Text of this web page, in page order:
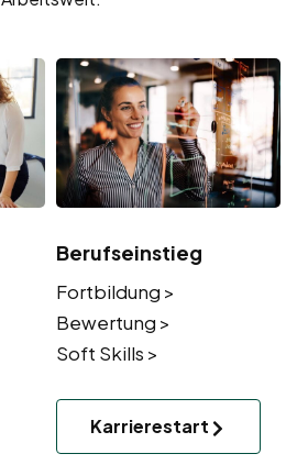
Berufseinstieg
Fortbildung >
Bewertung >
Soft Skills >
Karrierestart